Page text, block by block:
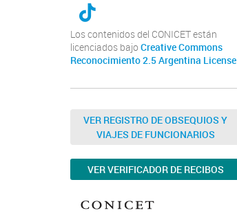
Los contenidos del CONICET están
licenciados bajo Creative Commons
Reconocimiento 2.5 Argentina License
VER REGISTRO DE OBSEQUIOS Y
VIAJES DE FUNCIONARIOS
VER VERIFICADOR DE RECIBOS